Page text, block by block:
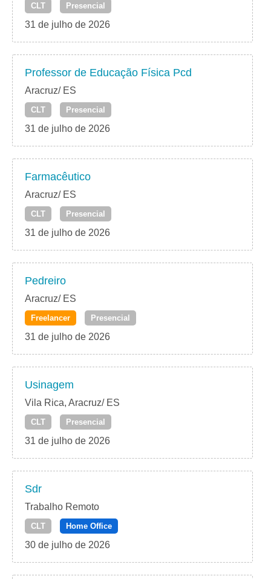
CLT Presencial
31 de julho de 2026
Professor de Educação Física Pcd
Aracruz/ ES
CLT Presencial
31 de julho de 2026
Farmacêutico
Aracruz/ ES
CLT Presencial
31 de julho de 2026
Pedreiro
Aracruz/ ES
Freelancer Presencial
31 de julho de 2026
Usinagem
Vila Rica, Aracruz/ ES
CLT Presencial
31 de julho de 2026
Sdr
Trabalho Remoto
CLT Home Office
30 de julho de 2026